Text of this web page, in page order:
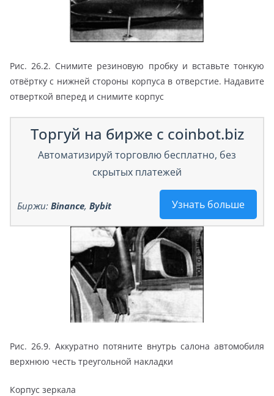
Рис. 26.2. Снимите резиновую пробку и вставьте тонкую
отвёртку с нижней стороны корпуса в отверстие. Надавите
отверткой вперед и снимите корпус
Торгуй на бирже с coinbot.biz
Автоматизируй торговлю бесплатно, без
скрытых платежей
Узнать больше
Биржи: Binance, Bybit
Рис. 26.9. Аккуратно потяните внутрь салона автомобиля
верхнюю честь треугольной накладки
Корпус зеркала